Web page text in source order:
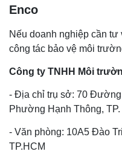
Enco
Nếu doanh nghiệp cần
công tác bảo vệ môi
Công ty TNHH Môi
- Địa chỉ trụ sở: 70
Phường Hạnh Thông,
- Văn phòng: 10A5 Đào
TP.HCM